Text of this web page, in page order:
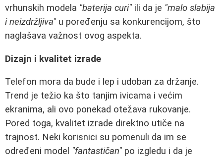
vrhunskih modela "baterija curi" ili da je "malo slabija
i neizdržljiva" u poređenju sa konkurencijom, što
naglašava važnost ovog aspekta.
Dizajn i kvalitet izrade
Telefon mora da bude i lep i udoban za držanje.
Trend je težio ka što tanjim ivicama i većim
ekranima, ali ovo ponekad otežava rukovanje.
Pored toga, kvalitet izrade direktno utiče na
trajnost. Neki korisnici su pomenuli da im se
određeni model "fantastičan" po izgledu i da je